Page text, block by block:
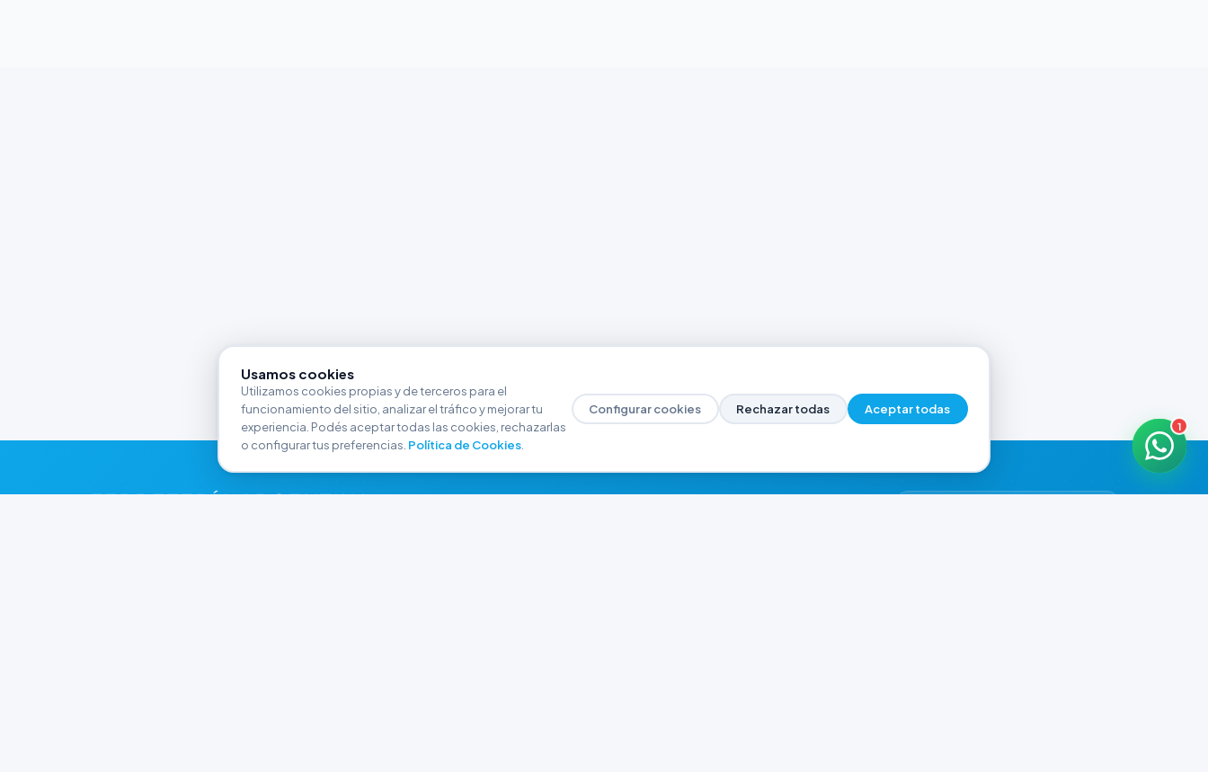
FERRETERÍA ARGENTINA
1
Usamos cookies
Utilizamos cookies propias y de terceros para el
funcionamiento del sitio, analizar el tráfico y mejorar tu
experiencia. Podés aceptar todas las cookies, rechazarlas
o configurar tus preferencias. Política de Cookies.
Configurar cookies Rechazar todas Aceptar todas